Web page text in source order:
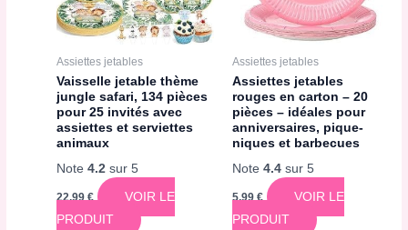
Assiettes jetables
Vaisselle jetable thème
jungle safari, 134 pièces
pour 25 invités avec
assiettes et serviettes
animaux
Note4.2 sur 5
22,99€
VOIR LE
PRODUIT
Assiettes jetables
Assiettes jetables
rouges en carton – 20
pièces – idéales pour
anniversaires, pique-
niques et barbecues
Note 4.4sur 5
5,99€
VOIR LE
PRODUIT